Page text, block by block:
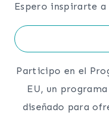
Espero inspirarte
Search
Participo en el
EU, un
diseñado para